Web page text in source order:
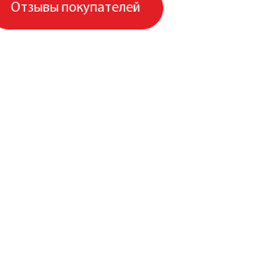
Отзывы покупателей